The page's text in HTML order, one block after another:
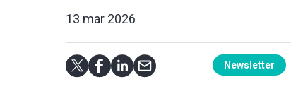
13 mar 2026
Newsletter